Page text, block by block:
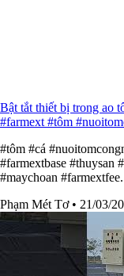
Bật tắt thiết bị trong ao
#farmext #tôm
#tôm #cá
#farmextbase #thuysan
#maychoan
Phạm Mét Tơ • 21/03/